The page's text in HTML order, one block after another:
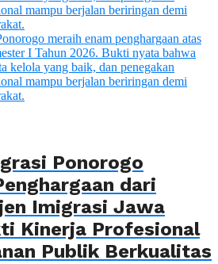
Ponorogo
dari
Imigrasi Jawa
Kinerja Profesional
Publik Berkualitas